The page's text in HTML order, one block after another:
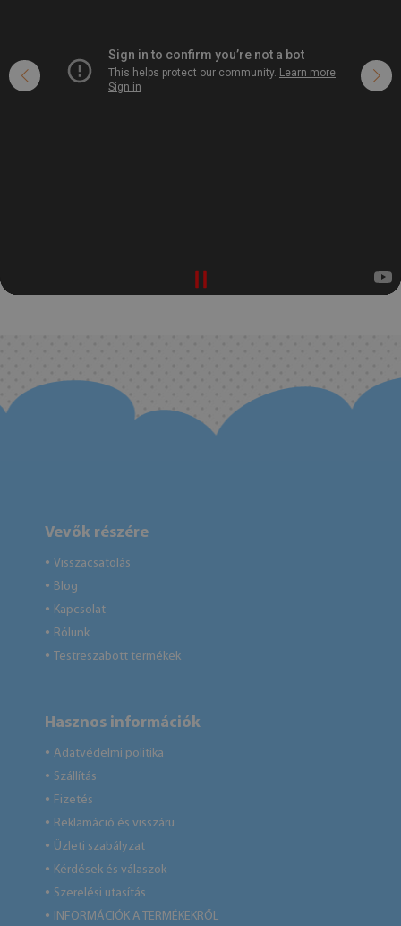
Vevők részére
● Visszacsatolás
● Blog
● Kapcsolat
● Rólunk
● Testreszabott termékek
Hasznos információk
● Adatvédelmi politika
● Szállítás
● Fizetés
● Reklamáció és visszáru
● Üzleti szabályzat
● Kérdések és válaszok
● Szerelési utasítás
● INFORMÁCIÓK A TERMÉKEKRŐL